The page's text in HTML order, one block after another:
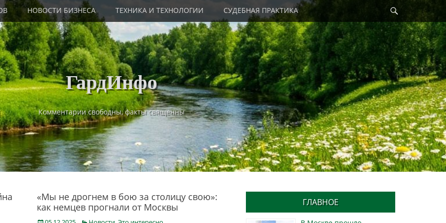
НОВОСТИ БИЗНЕСА ТЕХНИКА И ТЕХНОЛОГИИ СУДЕБНАЯ ПРАКТИКА
ГардИнфо
Комментарии свободны, факты священны
«Мы не дрогнем в бою за столицу свою»:
как немцев прогнали от Москвы
ГЛАВНОЕ